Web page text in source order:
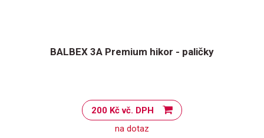
BALBEX 3A Premium hikor - paličky
200 Kč vč. DPH
na dotaz